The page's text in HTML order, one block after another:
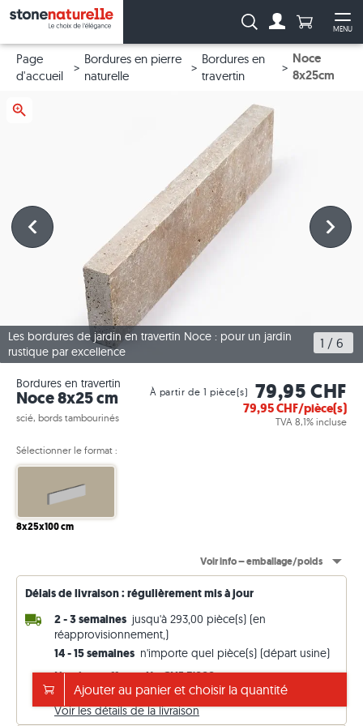
MENU
Recherche :Anzahl
Page
d'accueil
Bordures en pierre
naturelle
Bordures en
travertin
Noce
8x25cm
Les bordures de jardin en travertin Noce : pour un jardin
rustique par excellence
1 / 6
Bordures en travertin
Noce 8x25 cm
scié, bords tambourinés
À partir de 1 pièce(s) 79,95 CHF
79,95CHF/pièce(s)
TVA 8,1% incluse
Sélectionner le format :
8x25x100 cm
Voir info – emballage/poids
Délais de livraison : régulièrement mis à jour
2 - 3 semaines jusqu'à 293,00 pièce(s) (en
réapprovisionnement,)
14 - 15 semaines n'importe quel pièce(s) (départ usine)
Livraison offerte dès CHF 5'000
sinon CHF 295. Prix TTC (TVA 8,1 %)
Voir les détails de la livraison
Ajouter au panier et choisir la quantité